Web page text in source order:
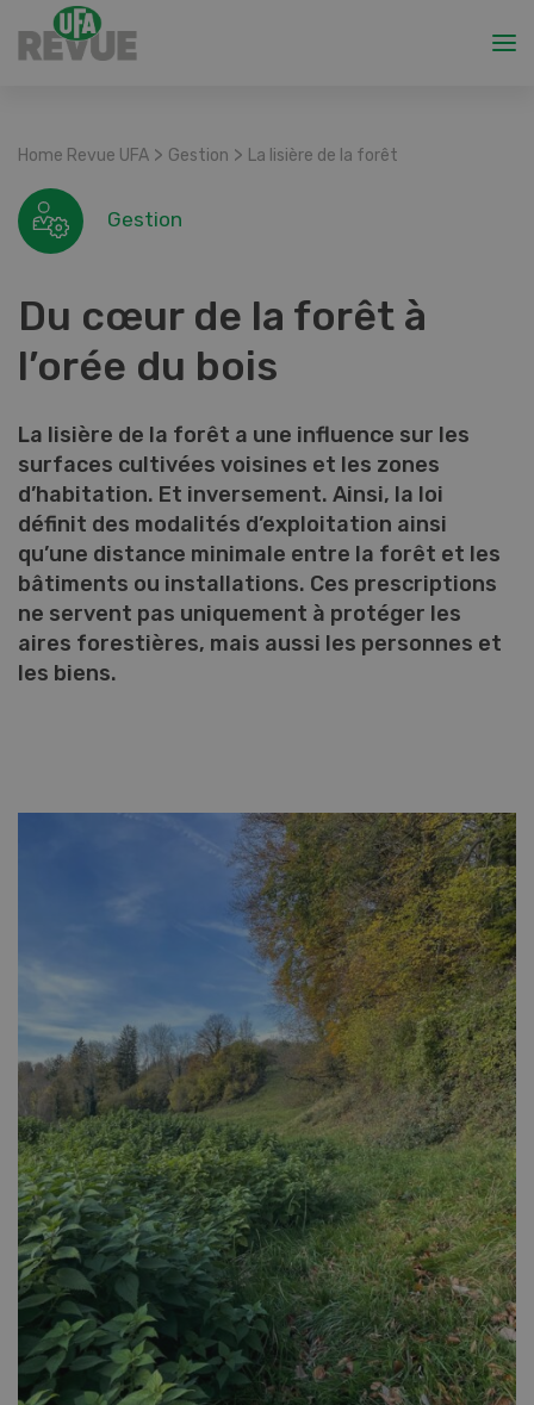
Home Revue UFA > Gestion > La lisière de la forêt
Gestion
Du cœur de la forêt à
l’orée du bois
La lisière de la forêt a une influence sur les
surfaces cultivées voisines et les zones
d’habitation. Et inversement. Ainsi, la loi
définit des modalités d’exploitation ainsi
qu’une distance minimale entre la forêt et les
bâtiments ou installations. Ces prescriptions
ne servent pas uniquement à protéger les
aires forestières, mais aussi les personnes et
les biens.